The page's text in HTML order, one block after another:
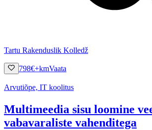
Tartu Rakenduslik Kolledž
798€+kmVaata
Arvutiõpe, IT koolitus
Multimeedia sisu loomine
vabavaraliste vahenditega